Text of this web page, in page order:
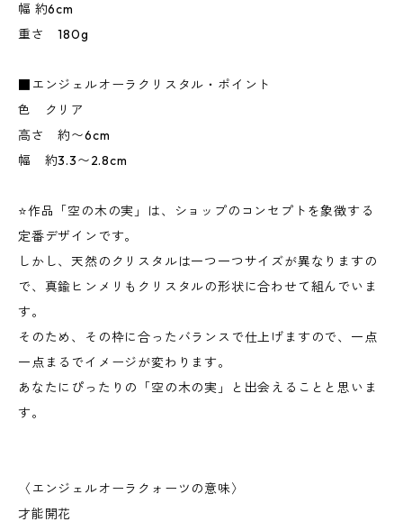
幅 約6cm
重さ 180g
■エンジェルオーラクリスタル・ポイント
色 クリア
高さ 約〜6cm
幅 約3.3〜2.8cm
⭐️作品「空の木の実」は、ショップのコンセプトを象徴する
定番デザインです。
しかし、天然のクリスタルは一つ一つサイズが異なりますの
で、真鍮ヒンメリもクリスタルの形状に合わせて組んでいま
す。
そのため、その枠に合ったバランスで仕上げますので、一点
一点まるでイメージが変わります。
あなたにぴったりの「空の木の実」と出会えることと思いま
す。
〈エンジェルオーラクォーツの意味〉
才能開花